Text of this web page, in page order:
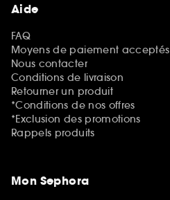
Aide
FAQ
Moyens de paiement acceptés
Nous contacter
Conditions de livraison
Retourner un produit
*Conditions de nos offres
*Exclusion des promotions
Rappels produits
Mon Sephora